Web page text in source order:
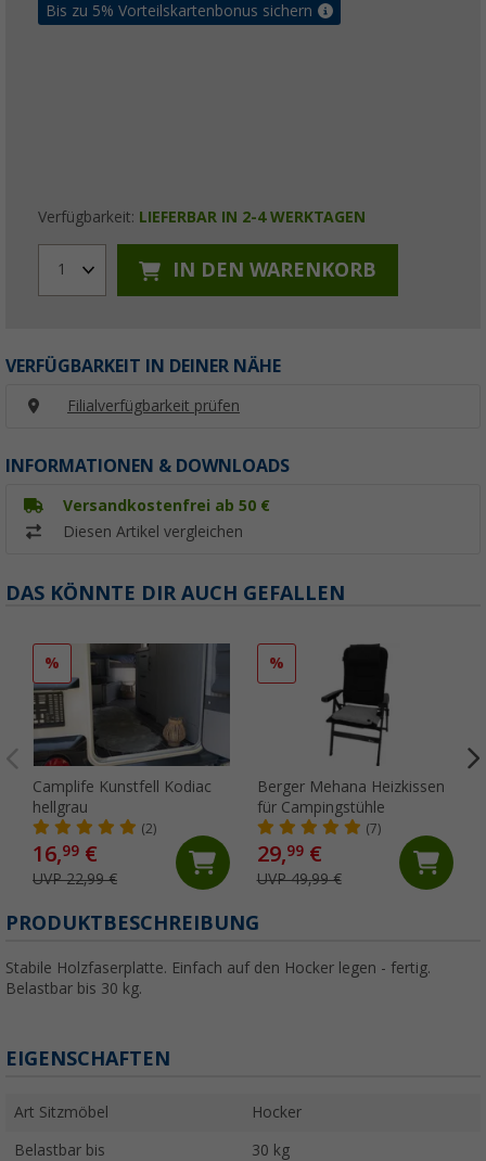
Bis zu 5% Vorteilskartenbonus sichern
Verfügbarkeit: LIEFERBAR IN 2-4 WERKTAGEN
1 IN DEN WARENKORB
VERFÜGBARKEIT IN DEINER NÄHE
Filialverfügbarkeit prüfen
INFORMATIONEN & DOWNLOADS
Versandkostenfrei ab 50 €
Diesen Artikel vergleichen
DAS KÖNNTE DIR AUCH GEFALLEN
%
Camplife Kunstfell Kodiac
hellgrau
(2)
16,99 €
UVP 22,99 €
%
Berger Mehana Heizkissen
für Campingstühle
(7)
29,99€
UVP 49,99 €
PRODUKTBESCHREIBUNG
Stabile Holzfaserplatte. Einfach auf den Hocker legen - fertig.
Belastbar bis 30 kg.
EIGENSCHAFTEN
Art Sitzmöbel Hocker
Belastbar bis 30 kg